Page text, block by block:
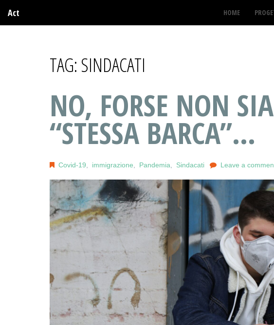
Act HOME
TAG: SINDACATI
NO, FORSE NON
“STESSA BARCA”…
Covid-19 immigrazione Pandemia Sindacati Leave a